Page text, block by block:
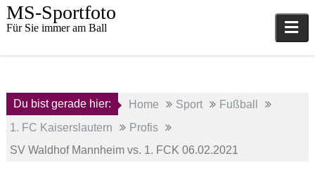
Skip
toMS-Sportfoto
Für Sie immer am Ball
Du bist gerade hier: Home Sport
Fußball
1. FC Kaiserslautern
Profis
SV Waldhof Mannheim vs. 1. FCK 06.02.2021